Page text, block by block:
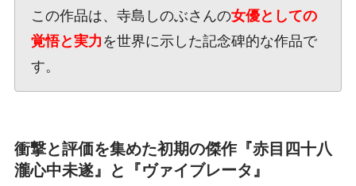
この作品は、寺島しのぶさんの女優としての
覚悟と実力 を世界に示した記念碑的な作品で
す。
衝撃と評価を集めた初期の傑作『赤目四十八
瀧心中未遂』と『ヴァイブレータ』